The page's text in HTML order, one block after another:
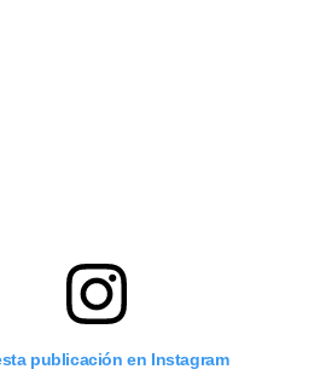
publicación en Instagram